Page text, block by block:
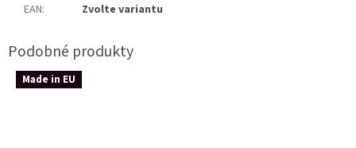
EAN: Zvolte variantu
Made in EU